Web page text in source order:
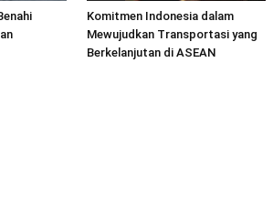
Komitmen Indonesia dalam
Mewujudkan Transportasi yang
Berkelanjutan di ASEAN